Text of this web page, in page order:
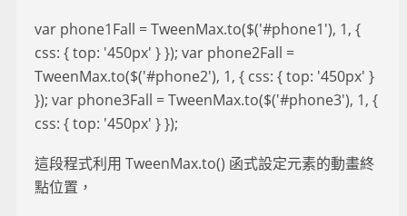
var phone1Fall = TweenMax.to($('#phone1'), 1, {
css: { top: '450px' } }); var phone2Fall =
TweenMax.to($('#phone2'), 1, { css: { top: '450px' }
}); var phone3Fall = TweenMax.to($('#phone3'), 1, {
css: { top: '450px' } });
這段程式利用 TweenMax.to() 函式設定元素的動畫終
點位置，